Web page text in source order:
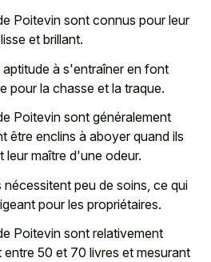
Poitevin sont connus pour leur
et brillant.
aptitude à s'entraîner en font
pour la chasse et la traque.
Poitevin sont généralement
être enclins à aboyer quand ils
maître d'une odeur.
peu de soins, ce qui
pour les propriétaires.
Poitevin sont relativement
entre 50 et 70 livres et mesurant